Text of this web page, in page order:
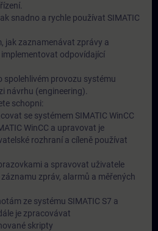
snadno a rychle používat SIMATIC
jak zaznamenávat zprávy a
odpovídající
spolehlivém provozu systému
návrhu (engineering).
schopni:
se systémem SIMATIC WinCC
WinCC a upravovat je
rozhraní a cíleně používat
a spravovat uživatele
zpráv, alarmů a měřených
ze systému SIMATIC S7 a
je zpracovávat
skripty